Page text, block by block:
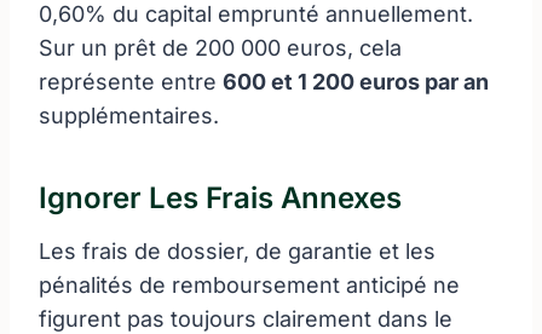
0,60% du capital emprunté annuellement.
Sur un prêt de 200 000 euros, cela
représente entre 600 et 1 200 euros par an
supplémentaires.
Ignorer Les Frais Annexes
Les frais de dossier, de garantie et les
pénalités de remboursement anticipé ne
figurent pas toujours clairement dans le